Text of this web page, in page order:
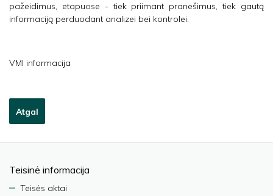
pažeidimus, etapuose - tiek priimant pranešimus, tiek gautą
informaciją perduodant analizei bei kontrolei.
VMI informacija
Atgal
Teisinė informacija
Teisės aktai